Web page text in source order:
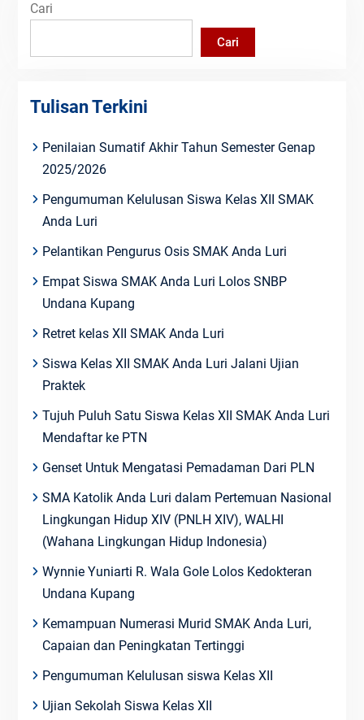
Cari
Cari
Tulisan Terkini
Penilaian Sumatif Akhir Tahun Semester Genap
2025/2026
Pengumuman Kelulusan Siswa Kelas XII SMAK
Anda Luri
Pelantikan Pengurus Osis SMAK Anda Luri
Empat Siswa SMAK Anda Luri Lolos SNBP
Undana Kupang
Retret kelas XII SMAK Anda Luri
Siswa Kelas XII SMAK Anda Luri Jalani Ujian
Praktek
Tujuh Puluh Satu Siswa Kelas XII SMAK Anda Luri
Mendaftar ke PTN
Genset Untuk Mengatasi Pemadaman Dari PLN
SMA Katolik Anda Luri dalam Pertemuan Nasional
Lingkungan Hidup XIV (PNLH XIV), WALHI
(Wahana Lingkungan Hidup Indonesia)
Wynnie Yuniarti R. Wala Gole Lolos Kedokteran
Undana Kupang
Kemampuan Numerasi Murid SMAK Anda Luri,
Capaian dan Peningkatan Tertinggi
Pengumuman Kelulusan siswa Kelas XII
Ujian Sekolah Siswa Kelas XII